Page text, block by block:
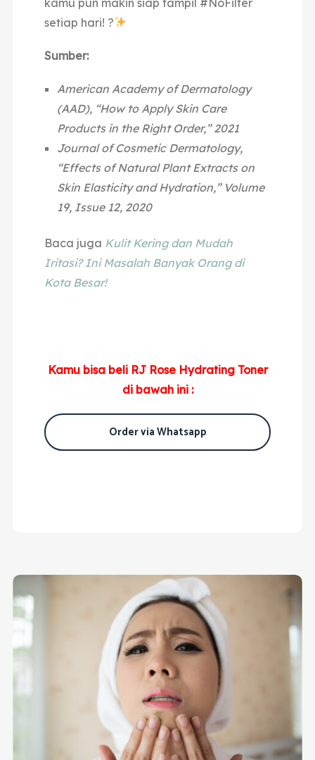
setiap hari! ?
Sumber:
American Academy of Dermatology
(AAD), “How to Apply Skin Care
Products in the Right Order,” 2021
Journal of Cosmetic Dermatology,
“Effects of Natural Plant Extracts on
Skin Elasticity and Hydration,” Volume
19, Issue 12, 2020
Baca juga Kulit Kering dan Mudah
Iritasi? Ini Masalah Banyak Orang di
Kota Besar!
Kamu bisa beli RJ Rose Hydrating Toner
di bawah ini :
Order via Whatsapp